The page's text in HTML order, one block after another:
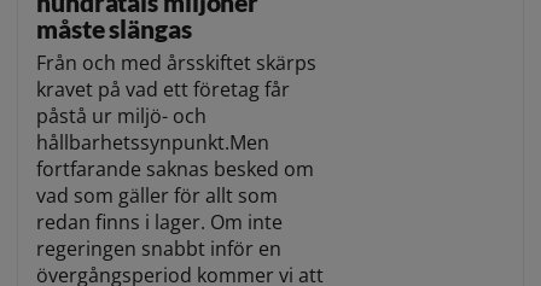
måste slängas
Från och med årsskiftet skärps
kravet på vad ett företag får
påstå ur miljö- och
hållbarhetssynpunkt.Men
fortfarande saknas besked om
vad som gäller för allt som
redan finns i lager. Om inte
regeringen snabbt inför en
övergångsperiod kommer vi att